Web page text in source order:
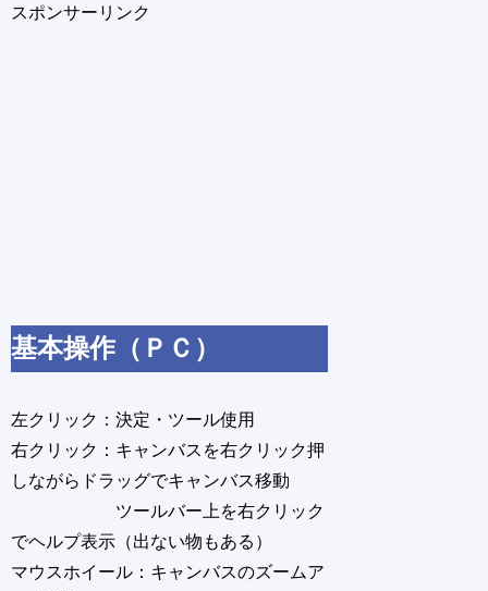
スポンサーリンク
基本操作（ＰＣ）
左クリック：決定・ツール使用
右クリック：キャンバスを右クリック押
しながらドラッグでキャンバス移動
ツールバー上を右クリック
でヘルプ表示（出ない物もある）
マウスホイール：キャンバスのズームア